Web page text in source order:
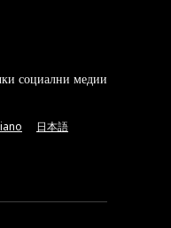
социални медии
日本語